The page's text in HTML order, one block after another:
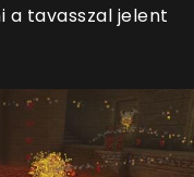
a tavasszal jelent